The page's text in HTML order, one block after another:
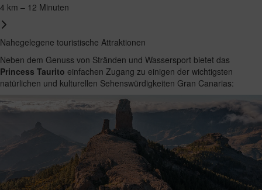
4 km – 12 Minuten
Nahegelegene touristische Attraktionen
Neben dem Genuss von Stränden und Wassersport bietet das
Princess Taurito einfachen Zugang zu einigen der wichtigsten
natürlichen und kulturellen Sehenswürdigkeiten Gran Canarias: